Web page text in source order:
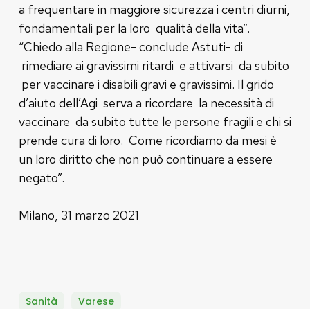
a frequentare in maggiore sicurezza i centri diurni,
fondamentali per la loro qualità della vita”.
“Chiedo alla Regione- conclude Astuti- di
rimediare ai gravissimi ritardi e attivarsi da subito
per vaccinare i disabili gravi e gravissimi. Il grido
d’aiuto dell’Agi serva a ricordare la necessità di
vaccinare da subito tutte le persone fragili e chi si
prende cura di loro. Come ricordiamo da mesi è
un loro diritto che non può continuare a essere
negato”.
Milano, 31 marzo 2021
Sanità Varese